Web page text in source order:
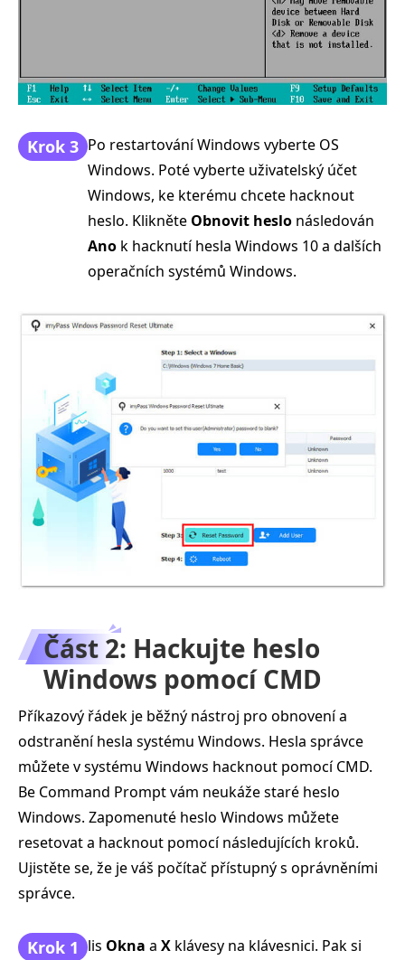
Krok 3 Po restartování Windows vyberte OS
Windows. Poté vyberte uživatelský účet
Windows, ke kterému chcete hacknout
heslo. Klikněte Obnovit heslo následován
Ano k hacknutí hesla Windows 10 a dalších
operačních systémů Windows.
Část 2: Hackujte heslo
Windows pomocí CMD
Příkazový řádek je běžný nástroj pro obnovení a
odstranění hesla systému Windows. Hesla správce
můžete v systému Windows hacknout pomocí CMD.
Be Command Prompt vám neukáže staré heslo
Windows. Zapomenuté heslo Windows můžete
resetovat a hacknout pomocí následujících kroků.
Ujistěte se, že je váš počítač přístupný s oprávněními
správce.
Krok 1 lis Okna a X klávesy na klávesnici. Pak si